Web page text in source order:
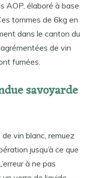
AOP, élaboré à base
tommes de 6kg en
dans le canton du
de vin
fumées.
savoyarde
vin blanc, remuez
jusqu’à ce que
à ne pas